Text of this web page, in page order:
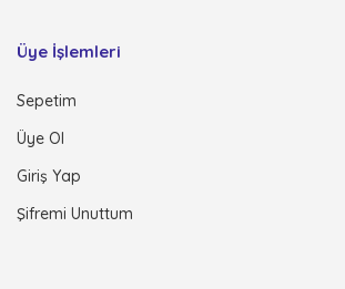
Üye İşlemleri
Sepetim
Üye Ol
Giriş Yap
Şifremi Unuttum